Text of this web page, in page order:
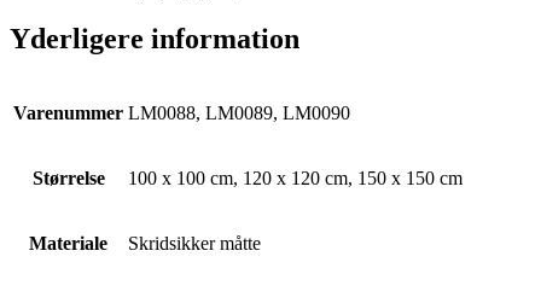
Yderligere information
Varenummer LM0088, LM0089, LM0090
Størrelse 100 x 100 cm, 120 x 120 cm, 150 x 150 cm
Materiale Skridsikker måtte